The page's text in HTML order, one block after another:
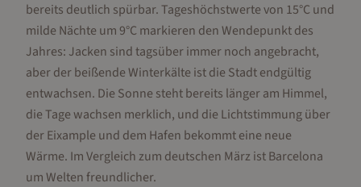
bereits deutlich spürbar. Tageshöchstwerte von 15°C und
milde Nächte um 9°C markieren den Wendepunkt des
Jahres: Jacken sind tagsüber immer noch angebracht,
aber der beißende Winterkälte ist die Stadt endgültig
entwachsen. Die Sonne steht bereits länger am Himmel,
die Tage wachsen merklich, und die Lichtstimmung über
der Eixample und dem Hafen bekommt eine neue
Wärme. Im Vergleich zum deutschen März ist Barcelona
um Welten freundlicher.